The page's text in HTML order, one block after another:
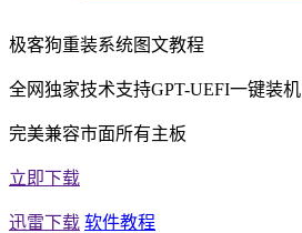
极客狗重装系统图文教程
全网独家技术支持GPT-UEFI一键装机
完美兼容市面所有主板
立即下载
迅雷下载 软件教程